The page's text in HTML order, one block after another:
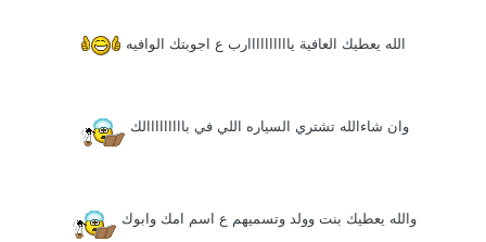
الله يعطيك العافية ياااااااااارب ع اجوبتك الوافيه
وان شاءالله تشتري السياره اللي في بااااااااالك
والله يعطيك بنت وولد وتسميهم ع اسم امك وابوك